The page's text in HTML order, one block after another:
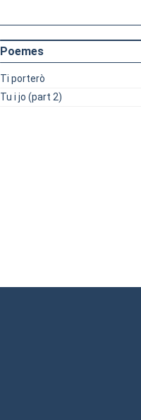
Poemes
Ti porterò
Tu i jo (part 2)